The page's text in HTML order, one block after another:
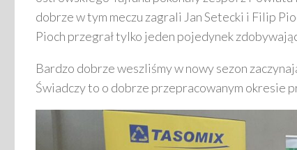
dobrze w tym meczu zagrali Jan Setecki i Filip
Pioch przegrał tylko jeden pojedynek
Bardzo dobrze weszliśmy w nowy sezon
Świadczy to o dobrze przepracowanym okresie